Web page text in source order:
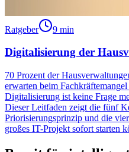
Ratgeber 9 min
Digitalisierung der
70 Prozent der
erwarten beim
Digitalisierung ist keine Frage
Dieser Leitfaden zeigt die fünf
Priorisierungsprinzip und die
großes IT-Projekt sofort starten